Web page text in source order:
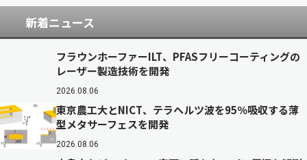
新着ニュース
フラウンホーファーILT、PFASフリーコーティングの
レーザー製造技術を開発
2026.08.06
東京農工大とNICT、テラヘルツ波を95％吸収する薄
型メタサーフェスを開発
2026.08.06